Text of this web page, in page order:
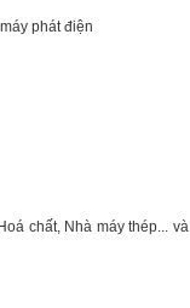
phát điện
chất, Nhà máy thép... và